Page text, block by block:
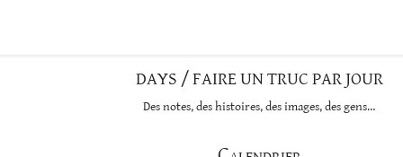
DAYS / FAIRE UN TRUC PAR JOUR
Des notes, des histoires, des images, des gens…